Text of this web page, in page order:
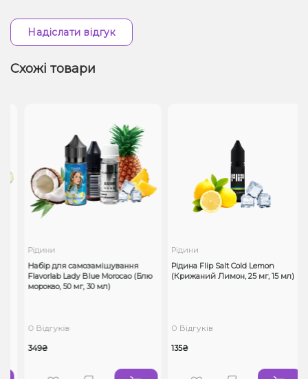
Надіслати відгук
Схожі товари
Рідини
Набір для самозамішування
Flavorlab Lady Blue Morocao (Блю
морокао, 50 мг, 30 мл)
0 Відгуків
349₴
Рідини
Рідина Flip Salt Cold Lemon
(Крижаний Лимон, 25 мг, 15 мл)
0 Відгуків
135₴